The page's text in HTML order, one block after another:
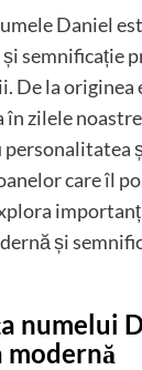
Daniel
semnificație
De la originea
în zilele
personalitatea
care îl
și
numelui
modernă